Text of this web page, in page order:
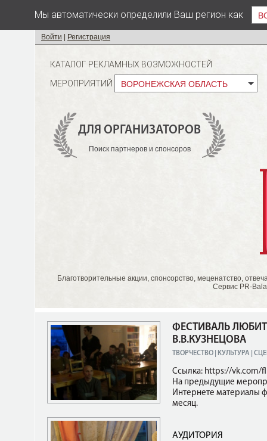
Мы автоматически определили Ваш регион как
Войти Регистрация
КАТАЛОГ РЕКЛАМНЫХ ВОЗМОЖНОСТЕЙ
МЕРОПРИЯТИЙ
ВОРОНЕЖСКАЯ ОБЛАСТЬ
ДЛЯ ОРГАНИЗАТОРОВ
Поиск партнеров и спонсоров
Благотворительные акции, спонсорство, меценатство,
Сервис PR-
ФЕСТИВАЛЬ
В.В.КУЗНЕЦОВА
ТВОРЧЕСТВО | КУЛЬТУРА |
Ссылка: https://vk.com/
На предыдущие
Интернете материалы
месяц.
АУДИТОРИЯ